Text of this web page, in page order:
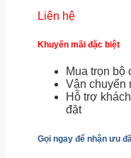
Liên hệ
Khuyến mãi đặc biệt
Mua trọn bộ
Vận chuyển
Hỗ trợ
đặt
Gọi ngay để nhận ưu